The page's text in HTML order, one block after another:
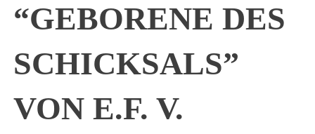
“GEBORENE DES
SCHICKSALS”
VON E.F. V.